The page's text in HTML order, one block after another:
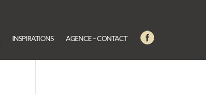
INSPIRATIONS AGENCE – CONTACT